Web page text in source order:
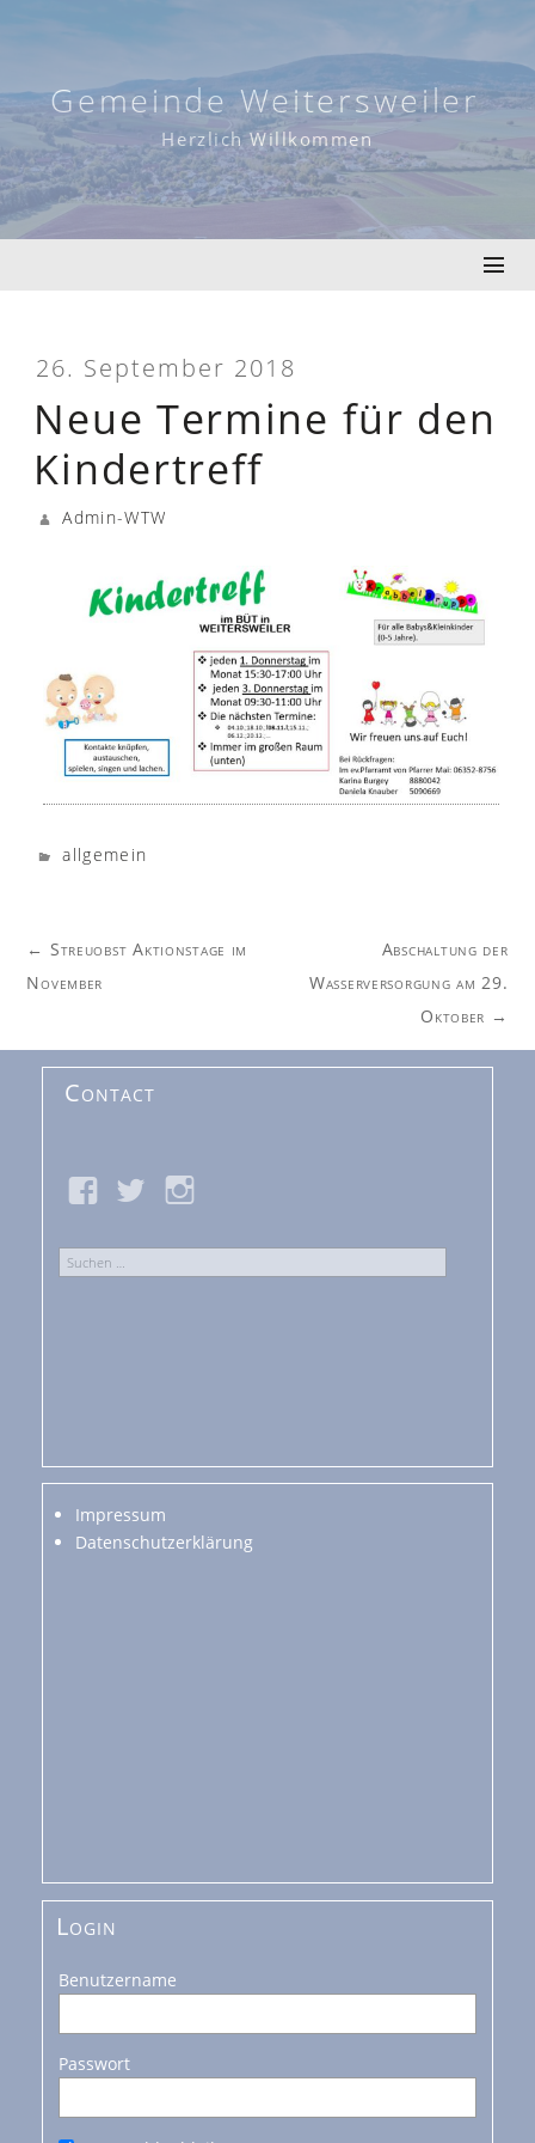
Gemeinde Weitersweiler
Herzlich Willkommen
26. September 2018
Neue Termine für den
Kindertreff
Admin-WTW
allgemein
Post
navigation
← Streuobst Aktionstage im
November
Abschaltung der
Wasserversorgung am 29.
Oktober →
Contact
Suchen
Impressum
Datenschutzerklärung
Login
Benutzername
Passwort